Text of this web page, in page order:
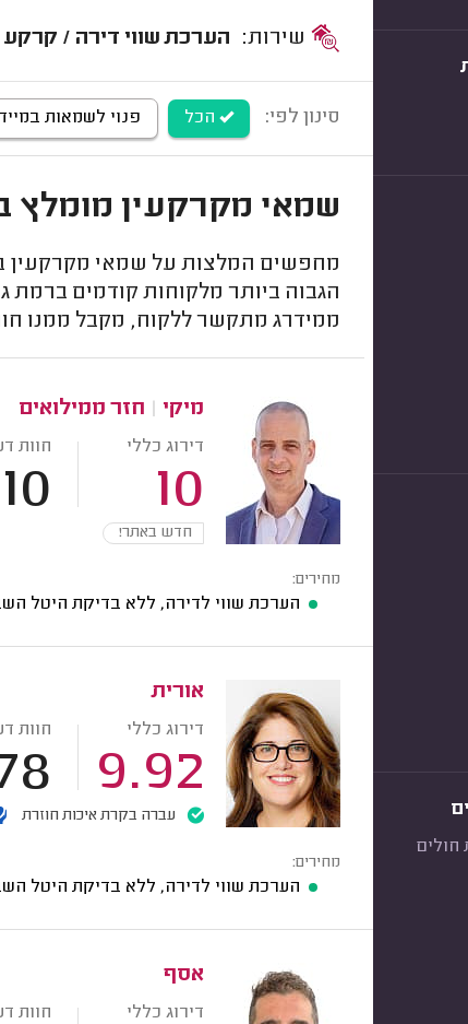
חולים
הערכת שווי דירה / קרקע
סינון לפי: הכל פנוי לשמאות
שמאי מקרקעין מומלץ
מחפשים המלצות על שמאי מקרקעין
הגבוה ביותר מלקוחות קודמים
ממידרג מתקשר ללקוח, מקבל ממנו
מיקי חזר ממילואים
דירוג כללי
10
חוות
10
חדש באתר!
מחירים:
הערכת שווי לדירה, ללא בדיקת היטל
אורית
דירוג כללי
9.92
חוות
עברה בקרת איכות חוזרת
מחירים:
הערכת שווי לדירה, ללא בדיקת היטל
אסף
דירוג כללי חוות